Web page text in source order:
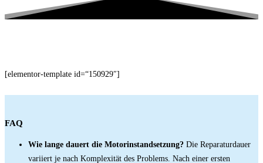
[elementor-template id=“150929″]
FAQ
Wie lange dauert die Motorinstandsetzung? Die Reparaturdauer
variiert je nach Komplexität des Problems. Nach einer ersten